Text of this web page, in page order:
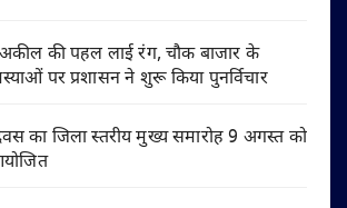
की पहल लाई रंग, चौक बाजार के
पर प्रशासन ने शुरू किया पुनर्विचार
का जिला स्तरीय मुख्य समारोह 9 अगस्त को